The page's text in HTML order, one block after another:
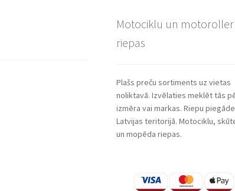
Motociklu un
riepas
Plašs preču sortiments uz vietas
noliktavā. Izvēlaties meklēt tās
izmēra vai markas. Riepu
Latvijas teritorijā. Motociklu,
un mopēda riepas.